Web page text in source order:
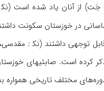
در خوزستان سکونت
را بیش از ۷هزار تن، و کنیسه‌های آنان را ۱۴